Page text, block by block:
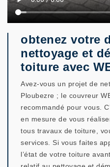
obtenez votre
nettoyage et
toiture avec
Avez-vous un projet de
Ploubezre ; le couvreur
recommandé pour vous.
en mesure de vous
tous travaux de toiture,
services. Si vous faites
l’état de votre toiture